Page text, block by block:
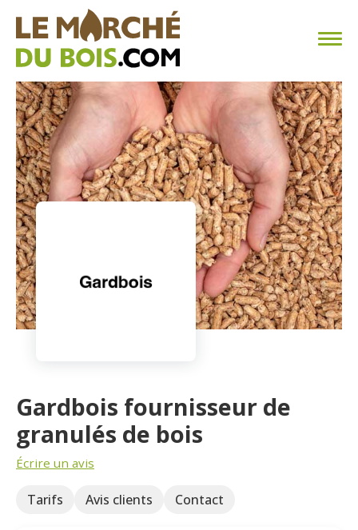
CHAUFFAGE AU BOIS
FAQ
CALCULER SA CONSOMMATION
TROUVER SON FOURNISSEUR
BLOG
ESPACE PRO
Gardbois fournisseur de
granulés de bois
Écrire un avis
Tarifs Avis clients Contact